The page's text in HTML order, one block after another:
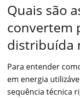
Quais são
convertem
distribuída
Para entender
em energia
sequência técnica